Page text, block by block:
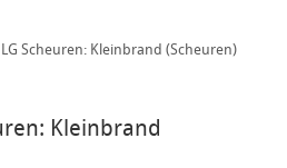
LG Scheuren: Kleinbrand (Scheuren)
Kleinbrand